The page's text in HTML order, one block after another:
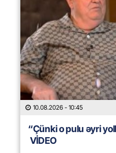
10.08.2026 - 10:45
“Çünki o pulu əyri
VİDEO